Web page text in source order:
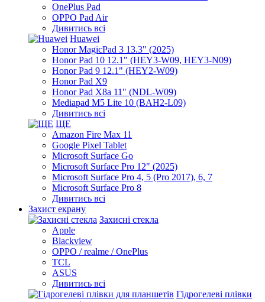
OnePlus Pad
OPPO Pad Air
Дивитись всі
Huawei
Honor MagicPad 3 13.3" (2025)
Honor Pad 10 12.1" (HEY3-W09, HEY3-N09)
Honor Pad 9 12.1" (HEY2-W09)
Honor Pad X9
Honor Pad X8a 11" (NDL-W09)
Mediapad M5 Lite 10 (BAH2-L09)
Дивитись всі
ЩЕ
Amazon Fire Max 11
Google Pixel Tablet
Microsoft Surface Go
Microsoft Surface Pro 12" (2025)
Microsoft Surface Pro 4, 5 (Pro 2017), 6, 7
Microsoft Surface Pro 8
Дивитись всі
Захист екрану
Захисні стекла
Apple
Blackview
OPPO / realme / OnePlus
TCL
ASUS
Дивитись всі
Гідрогелеві плівки